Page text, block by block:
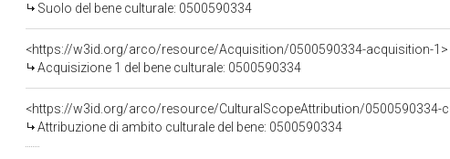
Suolo del bene culturale: 0500590334
<https://w3id.org/arco/resource/Acquisition/0500590334-acquisition-1>
Acquisizione 1 del bene culturale: 0500590334
<https://w3id.org/arco/resource/CulturalScopeAttribution/0500590334-
Attribuzione di ambito culturale del bene: 0500590334